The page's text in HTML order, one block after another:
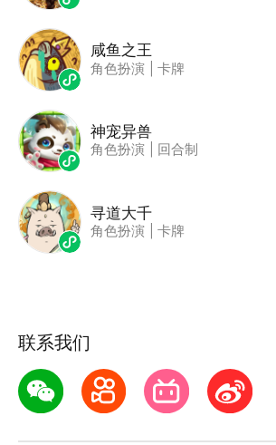
咸鱼之王
角色扮演 卡牌
神宠异兽
角色扮演 回合制
寻道大千
角色扮演 卡牌
联系我们